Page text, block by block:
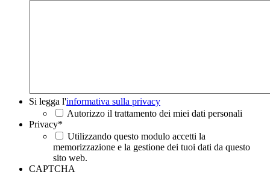
Si
legga
l'informativa
sulla
privacy*
Si legga l'informativa sulla privacy
Autorizzo il trattamento dei miei dati personali
Privacy*
Utilizzando questo modulo accetti la
memorizzazione e la gestione dei tuoi dati da questo
sito web.
CAPTCHA